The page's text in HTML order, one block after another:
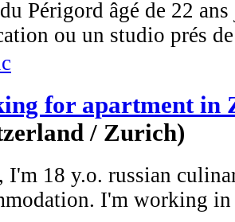
Périgord âgé de 22
ou un studio prés
for apartment in
/ Zurich)
I'm 18 y.o. russian
I'm working